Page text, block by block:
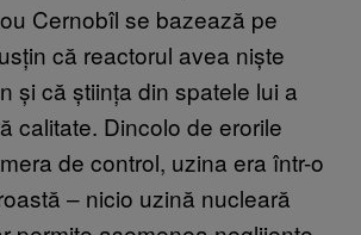
Cernobîl se bazează pe
că reactorul avea niște
și că știința din spatele lui a
calitate. Dincolo de erorile
de control, uzina era într-o
– nicio uzină nucleară